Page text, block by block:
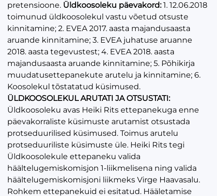
pretensioone. Üldkoosoleku päevakord:1. 12.06.2018
toimunud üldkoosolekul vastu võetud otsuste
kinnitamine; 2. EVEA 2017. aasta majandusaasta
aruande kinnitamine; 3. EVEA juhatuse aruanne
2018. aasta tegevustest; 4. EVEA 2018. aasta
majandusaasta aruande kinnitamine; 5. Põhikirja
muudatusettepanekute arutelu ja kinnitamine; 6.
Koosolekul tõstatatud küsimused.
ÜLDKOOSOLEKUL ARUTATI JA OTSUSTATI:
Üldkoosoleku avas Heiki Rits ettepanekuga enne
päevakorraliste küsimuste arutamist otsustada
protseduurilised küsimused. Toimus arutelu
protseduuriliste küsimuste üle. Heiki Rits tegi
Üldkoosolekule ettepaneku valida
häältelugemiskomisjon 1-liikmelisena ning valida
häältelugemiskomisjoni liikmeks Virge Haavasalu.
Rohkem ettepanekuid ei esitatud. Hääletamise